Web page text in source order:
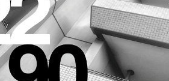
STELLEN
KONTAKT